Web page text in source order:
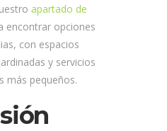
apartado de
encontrar opciones
con espacios
y servicios
más pequeños.